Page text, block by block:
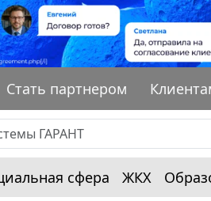
Стать партнером
сфера ЖКХ